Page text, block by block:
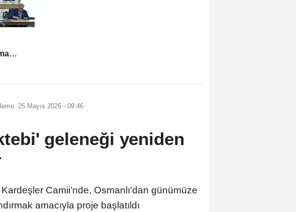
25 Mayıs 2026 - 09:46
geleneği yeniden
Camii'nde, Osmanlı'dan günümüze
amacıyla proje başlatıldı